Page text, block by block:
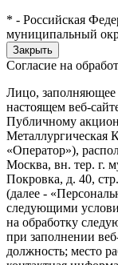
* - Российская
муниципальный
Закрыть
Согласие на
Лицо, заполняющее
настоящем веб-
Публичному
«Оператор»),
Москва, вн. тер. г.
Покровка, д. 40,
(далее -
следующими
на обработку
при заполнении
должность; место